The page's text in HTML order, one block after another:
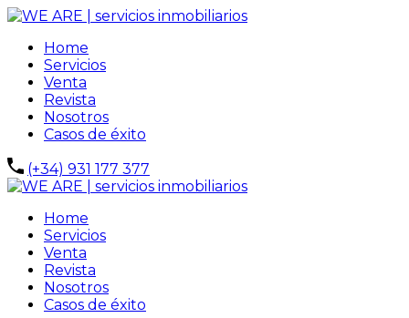
Home
Servicios
Venta
Revista
Nosotros
Casos de éxito
(+34) 931 177 377
Home
Servicios
Venta
Revista
Nosotros
Casos de éxito